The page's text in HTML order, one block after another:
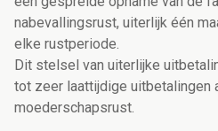
nabevallingsrust, uiterlijk één
elke rustperiode.
Dit stelsel van uiterlijke
tot zeer laattijdige uitbetalingen
moederschapsrust.